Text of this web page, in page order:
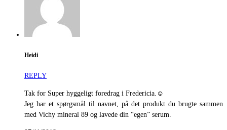
Heidi
REPLY
Tak for Super hyggeligt foredrag i Fredericia.☺️
Jeg har et spørgsmål til navnet, på det produkt du brugte sammen
med Vichy mineral 89 og lavede din “egen” serum.